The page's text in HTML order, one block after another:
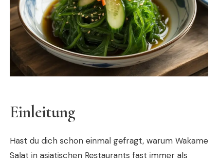
Einleitung
Hast du dich schon einmal gefragt, warum Wakame
Salat in asiatischen Restaurants fast immer als